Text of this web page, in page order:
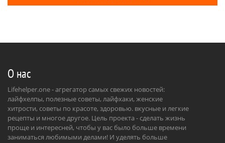
О нас
Lifehelper.one - агрегатор самых свежих новостей:
лайфхелпы, полезные советы, лайфхаки, женские
хитрости, советы по красоте, здоровью. вкусные и легкие
рецепты и многое другое. Цель проекта - сделать жизнь
проще и интересней, чтобы у вас было больше времени
заниматься любимыми делами! И уделять больше